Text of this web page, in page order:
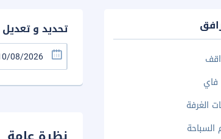
تحديد و
الغرفة
السباحة